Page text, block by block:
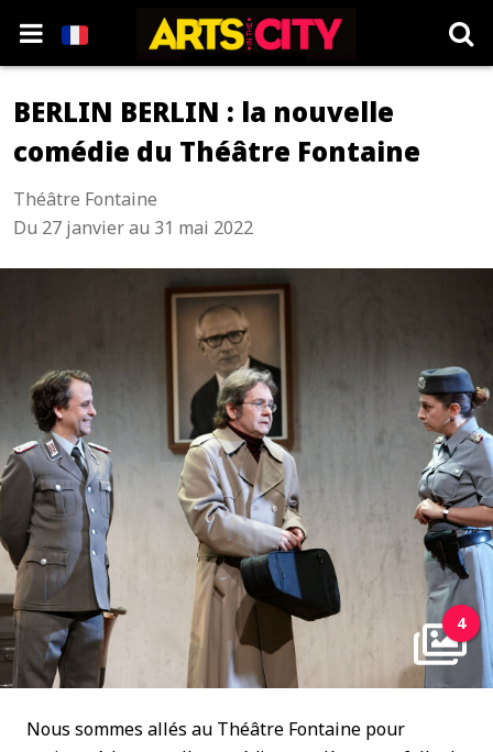
BERLIN BERLIN : la nouvelle
comédie du Théâtre Fontaine
Théâtre Fontaine
Du 27 janvier au 31 mai 2022
4
Nous sommes allés au Théâtre Fontaine pour